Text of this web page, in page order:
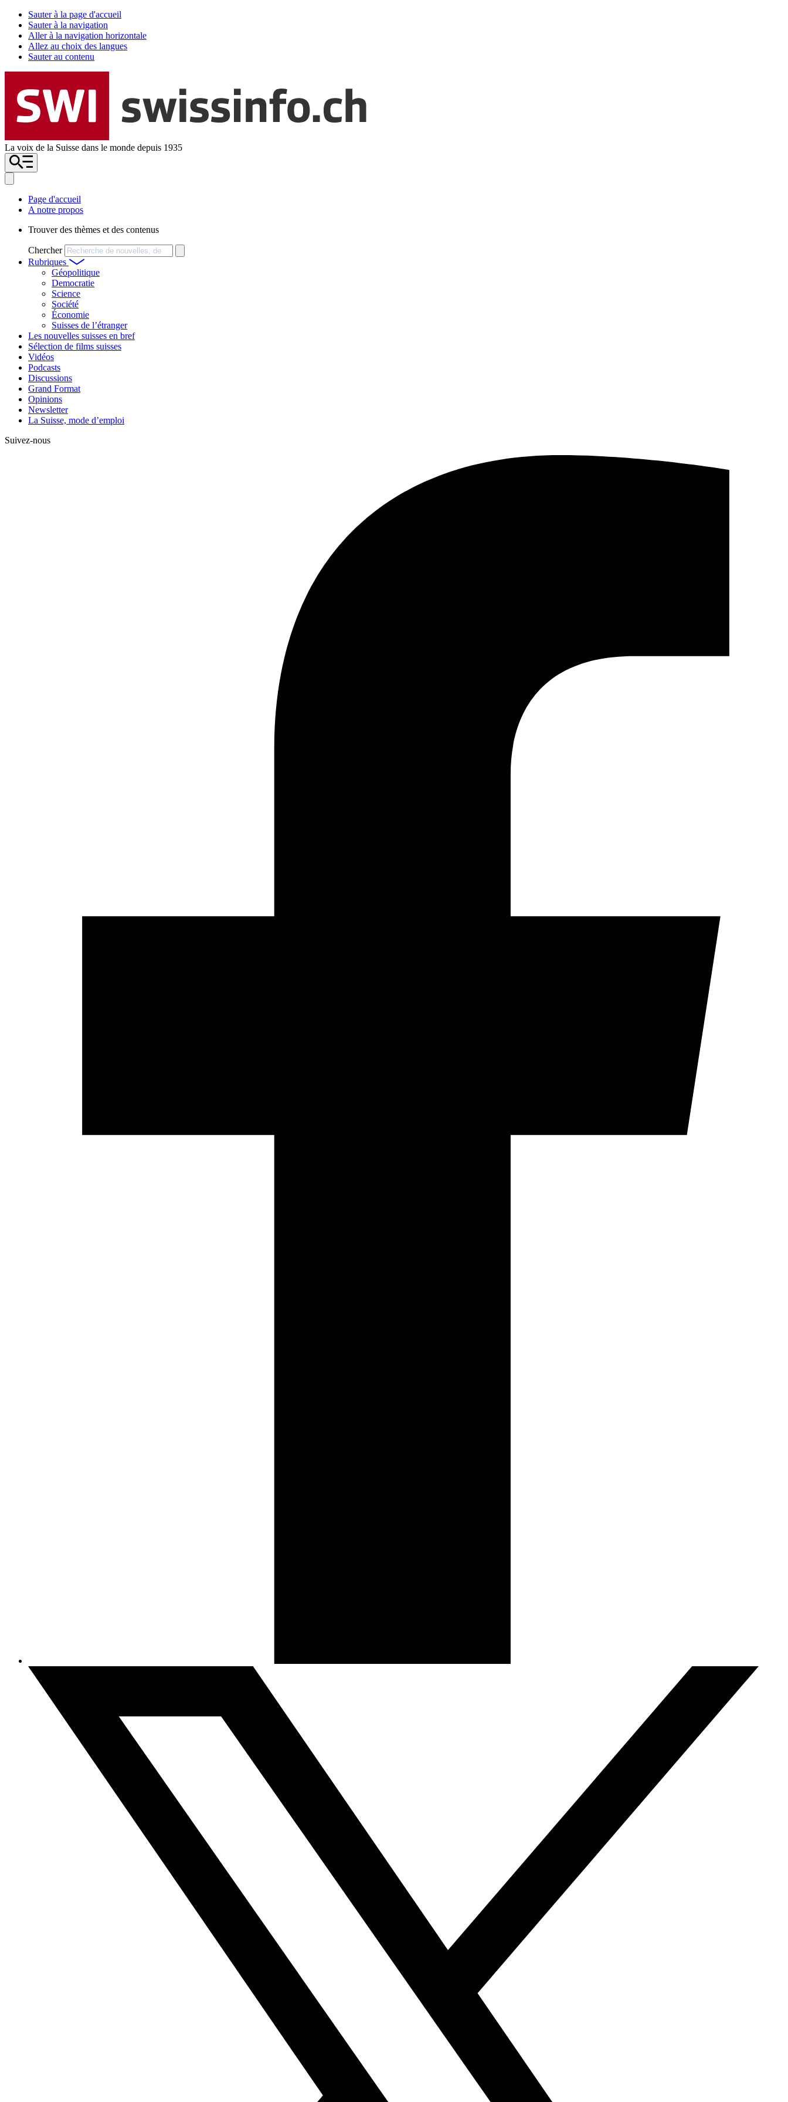
Sauter à la page d'accueil
Sauter à la navigation
Aller à la navigation horizontale
Allez au choix des langues
Sauter au contenu
La voix de la Suisse dans le monde depuis 1935
Page d'accueil
A notre propos
Trouver des thèmes et des contenus
Chercher
Rubriques
Géopolitique
Democratie
Science
Société
Économie
Suisses de l’étranger
Les nouvelles suisses en bref
Sélection de films suisses
Vidéos
Podcasts
Discussions
Grand Format
Opinions
Newsletter
La Suisse, mode d’emploi
Suivez-nous